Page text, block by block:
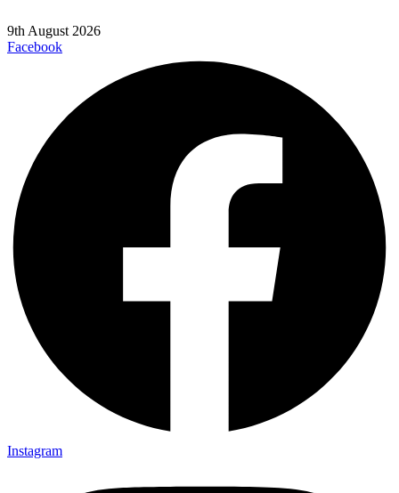
9th August 2026
Facebook
Instagram